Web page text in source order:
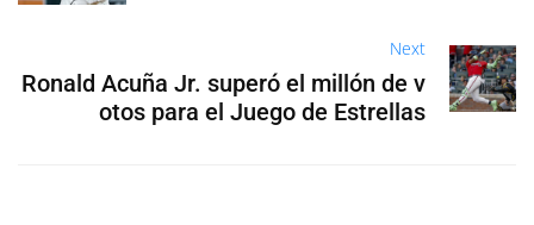
Next
Ronald Acuña Jr. superó el millón de v
otos para el Juego de Estrellas